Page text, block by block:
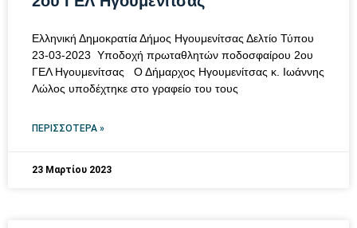
Ελληνική Δημοκρατία Δήμος Ηγουμενίτσας Δελτίο Τύπου
23-03-2023 Υποδοχή πρωταθλητών ποδοσφαίρου 2ου
ΓΕΛ Ηγουμενίτσας Ο Δήμαρχος Ηγουμενίτσας κ. Ιωάννης
Λώλος υποδέχτηκε στο γραφείο του τους
ΠΕΡΙΣΣΌΤΕΡΑ »
23 Μαρτίου 2023